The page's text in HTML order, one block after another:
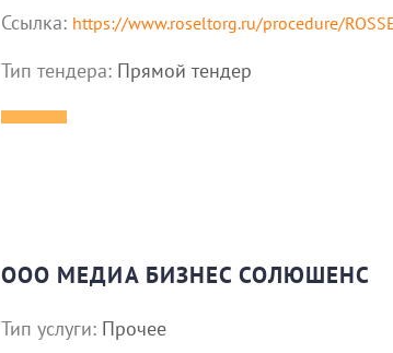
Ссылка: https://www.roseltorg.ru/procedure/
Тип тендера: Прямой тендер
ООО МЕДИА БИЗНЕС СОЛЮШЕНС
Тип услуги: Прочее